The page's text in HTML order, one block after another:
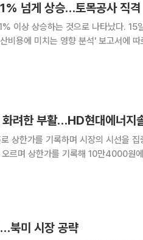
넘게 상승…토목공사 직격
승하는 것으로 나타났다. 15일 한국건
비용에 미치는 영향 분석' 보고서에 따
상한가를 기록하며 시장의 시선을 집
르며 상한가를 기록해 10만4000원
돌며 기
북미 시장 공략